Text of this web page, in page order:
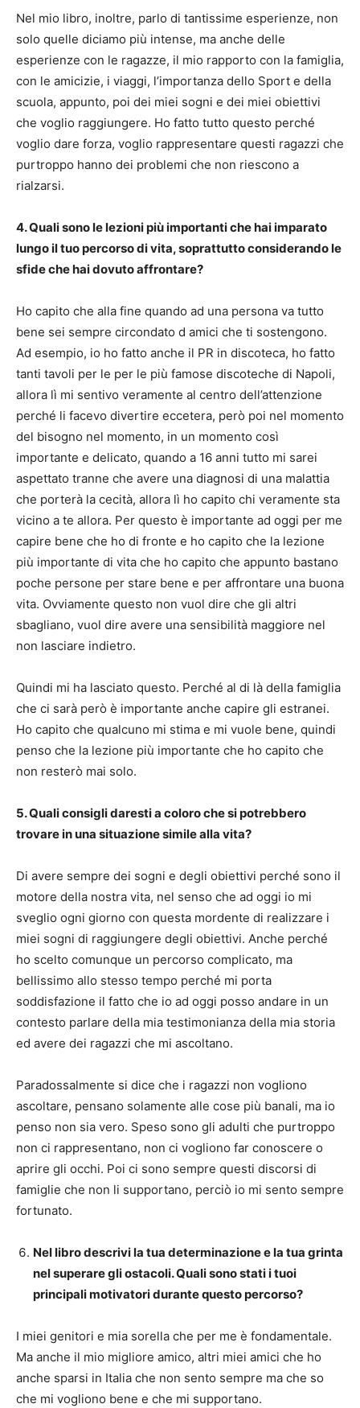
Nel mio libro, inoltre, parlo di tantissime esperienze, non
solo quelle diciamo più intense, ma anche delle
esperienze con le ragazze, il mio rapporto con la famiglia,
con le amicizie, i viaggi, l’importanza dello Sport e della
scuola, appunto, poi dei miei sogni e dei miei obiettivi
che voglio raggiungere. Ho fatto tutto questo perché
voglio dare forza, voglio rappresentare questi ragazzi che
purtroppo hanno dei problemi che non riescono a
rialzarsi.
4. Quali sono le lezioni più importanti che hai imparato
lungo il tuo percorso di vita, soprattutto considerando le
sfide che hai dovuto affrontare?
Ho capito che alla fine quando ad una persona va tutto
bene sei sempre circondato d amici che ti sostengono.
Ad esempio, io ho fatto anche il PR in discoteca, ho fatto
tanti tavoli per le per le più famose discoteche di Napoli,
allora lì mi sentivo veramente al centro dell’attenzione
perché li facevo divertire eccetera, però poi nel momento
del bisogno nel momento, in un momento così
importante e delicato, quando a 16 anni tutto mi sarei
aspettato tranne che avere una diagnosi di una malattia
che porterà la cecità, allora lì ho capito chi veramente sta
vicino a te allora. Per questo è importante ad oggi per me
capire bene che ho di fronte e ho capito che la lezione
più importante di vita che ho capito che appunto bastano
poche persone per stare bene e per affrontare una buona
vita. Ovviamente questo non vuol dire che gli altri
sbagliano, vuol dire avere una sensibilità maggiore nel
non lasciare indietro.
Quindi mi ha lasciato questo. Perché al di là della famiglia
che ci sarà però è importante anche capire gli estranei.
Ho capito che qualcuno mi stima e mi vuole bene, quindi
penso che la lezione più importante che ho capito che
non resterò mai solo.
5. Quali consigli daresti a coloro che si potrebbero
trovare in una situazione simile alla vita?
Di avere sempre dei sogni e degli obiettivi perché sono il
motore della nostra vita, nel senso che ad oggi io mi
sveglio ogni giorno con questa mordente di realizzare i
miei sogni di raggiungere degli obiettivi. Anche perché
ho scelto comunque un percorso complicato, ma
bellissimo allo stesso tempo perché mi porta
soddisfazione il fatto che io ad oggi posso andare in un
contesto parlare della mia testimonianza della mia storia
ed avere dei ragazzi che mi ascoltano.
Paradossalmente si dice che i ragazzi non vogliono
ascoltare, pensano solamente alle cose più banali, ma io
penso non sia vero. Speso sono gli adulti che purtroppo
non ci rappresentano, non ci vogliono far conoscere o
aprire gli occhi. Poi ci sono sempre questi discorsi di
famiglie che non li supportano, perciò io mi sento sempre
fortunato.
Nel libro descrivi la tua determinazione e la tua grinta
nel superare gli ostacoli. Quali sono stati i tuoi
principali motivatori durante questo percorso?
I miei genitori e mia sorella che per me è fondamentale.
Ma anche il mio migliore amico, altri miei amici che ho
anche sparsi in Italia che non sento sempre ma che so
che mi vogliono bene e che mi supportano.